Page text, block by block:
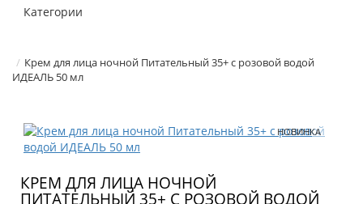
Категории
Крем для лица ночной Питательный 35+ с розовой водой
ИДЕАЛЬ 50 мл
НОВИНКА
КРЕМ ДЛЯ ЛИЦА НОЧНОЙ
ПИТАТЕЛЬНЫЙ 35+ С РОЗОВОЙ ВОДОЙ